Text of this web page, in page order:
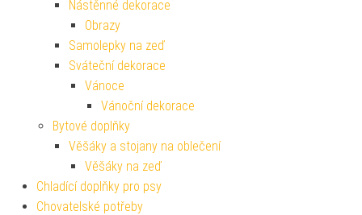
Nástěnné dekorace
Obrazy
Samolepky na zeď
Sváteční dekorace
Vánoce
Vánoční dekorace
Bytové doplňky
Věšáky a stojany na oblečení
Věšáky na zeď
Chladící doplňky pro psy
Chovatelské potřeby